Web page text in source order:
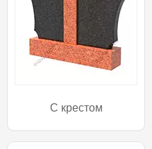
С крестом